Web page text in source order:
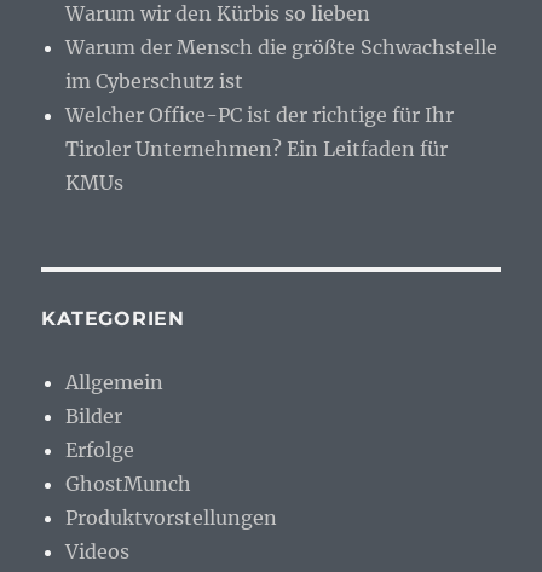
Warum wir den Kürbis so lieben
Warum der Mensch die größte Schwachstelle
im Cyberschutz ist
Welcher Office-PC ist der richtige für Ihr
Tiroler Unternehmen? Ein Leitfaden für
KMUs
KATEGORIEN
Allgemein
Bilder
Erfolge
GhostMunch
Produktvorstellungen
Videos